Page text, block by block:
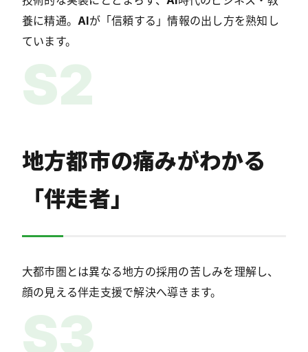
養に精通。AIが「信頼する」情報の出し方を熟知し
ています。
S2
地方都市の痛みがわかる
「伴走者」
大都市圏とは異なる地方の採用の苦しみを理解し、
顔の見える伴走支援で解決へ導きます。
S3